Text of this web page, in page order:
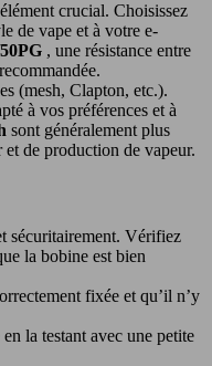
crucial. Choisissez
de vape et à votre e-
, une résistance entre
(mesh, Clapton, etc.).
à vos préférences et à
sont généralement plus
et de production de vapeur.
sécuritairement. Vérifiez
la bobine est bien
fixée et qu’il n’y
la testant avec une petite